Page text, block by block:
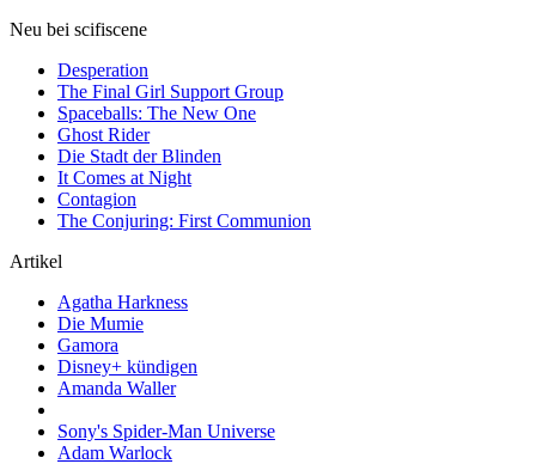
Neu bei scifiscene
Desperation
The Final Girl Support Group
Spaceballs: The New One
Ghost Rider
Die Stadt der Blinden
It Comes at Night
Contagion
The Conjuring: First Communion
Artikel
Agatha Harkness
Die Mumie
Gamora
Disney+ kündigen
Amanda Waller
Sony's Spider-Man Universe
Adam Warlock